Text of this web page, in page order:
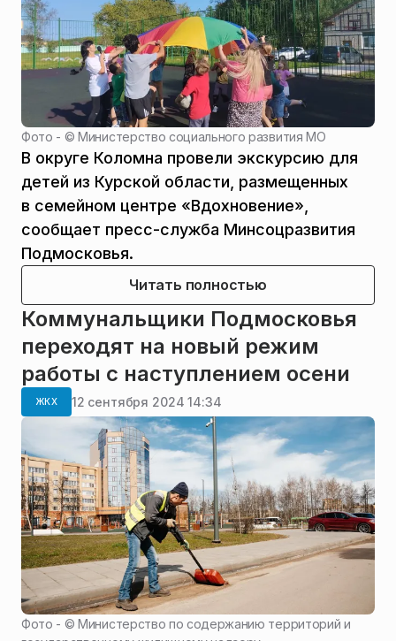
Фото - ©Министерство социального развития МО
В округе Коломна провели экскурсию для
детей из Курской области, размещенных
в семейном центре «Вдохновение»,
сообщает пресс-служба Минсоцразвития
Подмосковья.
Читать полностью
Коммунальщики Подмосковья
переходят на новый режим
работы с наступлением осени
ЖКХ 12 сентября 2024 14:34
Фото - ©Министерство по содержанию территорий и